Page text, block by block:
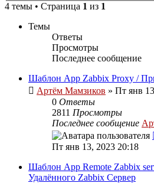
4 темы • Страница 1 из 1
Темы
Ответы
Просмотры
Последнее сообщение
Шаблон App Zabbix Proxy /
Артём Мамзиков » Пт янв
0 Ответы
2811 Просмотры
Последнее сообщение
Пт янв 13, 2023 20:18
Шаблон App Remote Zabbix
Удалённого Zabbix Сервер